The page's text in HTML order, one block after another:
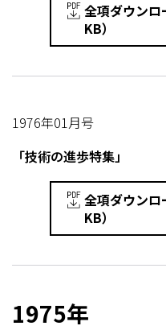
全項ダウンロ
KB）
1976年01月号
「技術の進歩特集」
全項ダウンロ
KB）
1975年